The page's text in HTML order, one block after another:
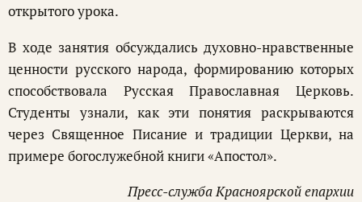
открытого урока.
В ходе занятия обсуждались духовно-нравственные
ценности русского народа, формированию которых
способствовала Русская Православная Церковь.
Студенты узнали, как эти понятия раскрываются
через Священное Писание и традиции Церкви, на
примере богослужебной книги «Апостол».
Пресс-служба Красноярской епархии